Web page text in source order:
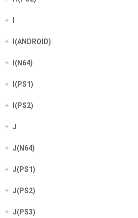
I(ANDROID)
I(N64)
I(PS1)
I(PS2)
J
J(N64)
J(PS1)
J(PS2)
J(PS3)